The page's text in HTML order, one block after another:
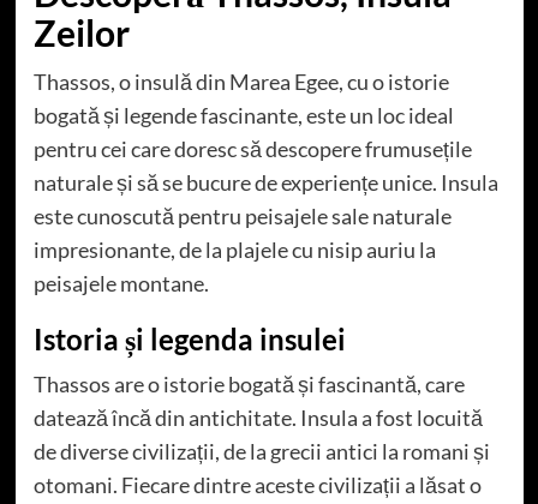
Zeilor
Thassos, o insulă din Marea Egee, cu o istorie
bogată și legende fascinante, este un loc ideal
pentru cei care doresc să descopere frumusețile
naturale și să se bucure de experiențe unice. Insula
este cunoscută pentru peisajele sale naturale
impresionante, de la plajele cu nisip auriu la
peisajele montane.
Istoria și legenda insulei
Thassos are o istorie bogată și fascinantă, care
datează încă din antichitate. Insula a fost locuită
de diverse civilizații, de la grecii antici la romani și
otomani. Fiecare dintre aceste civilizații a lăsat o